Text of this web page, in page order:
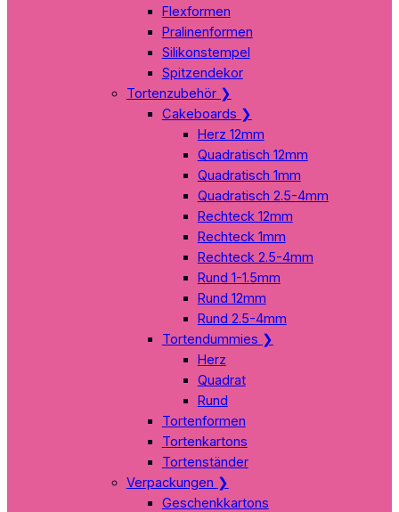
Flexformen
Pralinenformen
Silikonstempel
Spitzendekor
Tortenzubehör ❯
Cakeboards ❯
Herz 12mm
Quadratisch 12mm
Quadratisch 1mm
Quadratisch 2.5-4mm
Rechteck 12mm
Rechteck 1mm
Rechteck 2.5-4mm
Rund 1-1.5mm
Rund 12mm
Rund 2.5-4mm
Tortendummies ❯
Herz
Quadrat
Rund
Tortenformen
Tortenkartons
Tortenständer
Verpackungen ❯
Geschenkkartons